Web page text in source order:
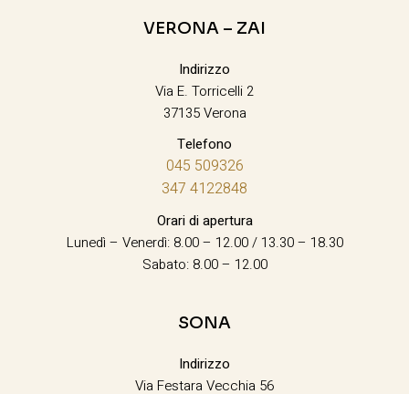
VERONA – ZAI
Indirizzo
Via E. Torricelli 2
37135 Verona
Telefono
045 509326
347 4122848
Orari di apertura
Lunedì – Venerdì: 8.00 – 12.00 / 13.30 – 18.30
Sabato: 8.00 – 12.00
SONA
Indirizzo
Via Festara Vecchia 56